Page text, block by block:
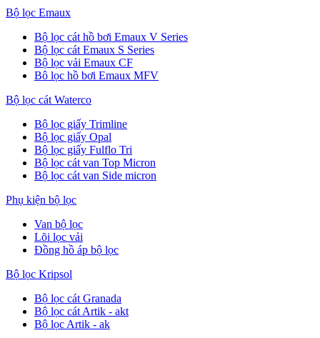
Bộ lọc Emaux
Bộ lọc cát hồ bơi Emaux V Series
Bộ lọc cát Emaux S Series
Bộ lọc vải Emaux CF
Bô lọc hồ bơi Emaux MFV
Bộ lọc cát Waterco
Bộ lọc giấy Trimline
Bộ lọc giấy Opal
Bộ lọc giấy Fulflo Tri
Bộ lọc cát van Top Micron
Bộ lọc cát van Side micron
Phụ kiện bộ lọc
Van bộ lọc
Lõi lọc vải
Đồng hồ áp bộ lọc
Bộ lọc Kripsol
Bộ lọc cát Granada
Bộ lọc cát Artik - akt
Bộ lọc Artik - ak